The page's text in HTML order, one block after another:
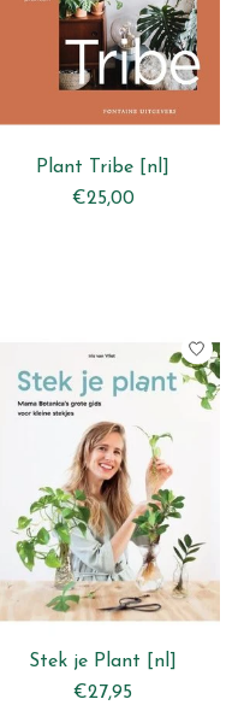
Plant Tribe [nl]
€25,00
Stek je Plant [nl]
€27,95